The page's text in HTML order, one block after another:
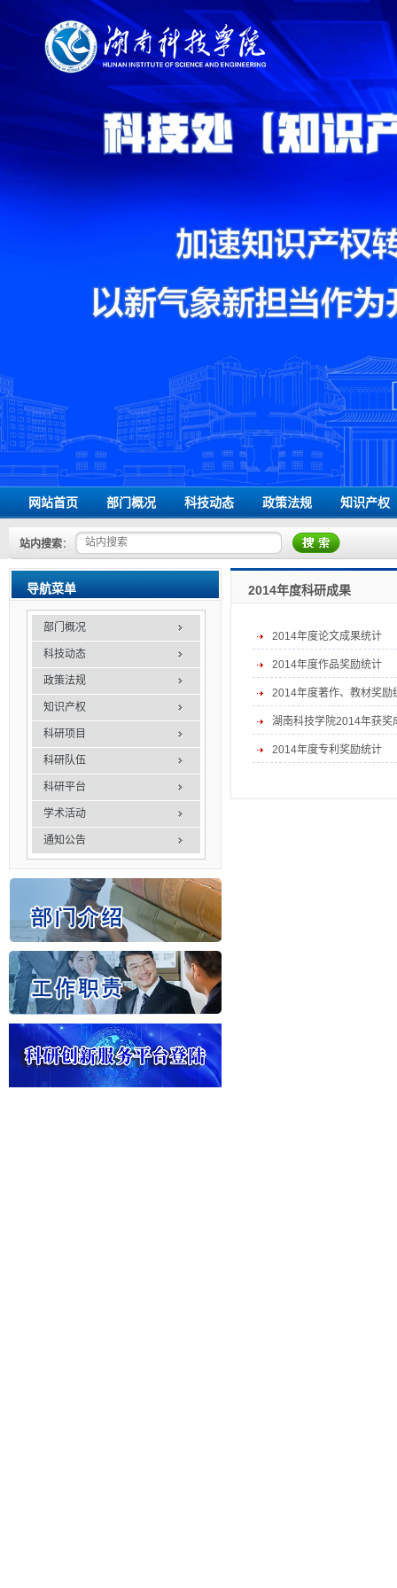
网站首页 部门概况
领导信息
组织机构
联系我们
科技动态 政策法规
国家级相关文件
省级相关文件
学校相关文件
知识产权
站内搜索：
导航菜单
部门概况
科技动态
政策法规
知识产权
科研项目
科研队伍
科研平台
学术活动
通知公告
2014年度科研成果
2014年度论文成果统计
2014年度作品奖励统计
2014年度著作、教材奖励
湖南科技学院2014年获奖
2014年度专利奖励统计